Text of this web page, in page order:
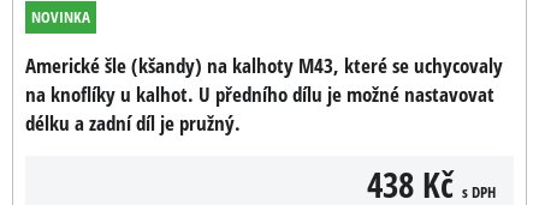
NOVINKA
Americké šle (kšandy) na kalhoty M43, které se uchycovaly
na knoflíky u kalhot. U předního dílu je možné nastavovat
délku a zadní díl je pružný.
438 Kč s DPH